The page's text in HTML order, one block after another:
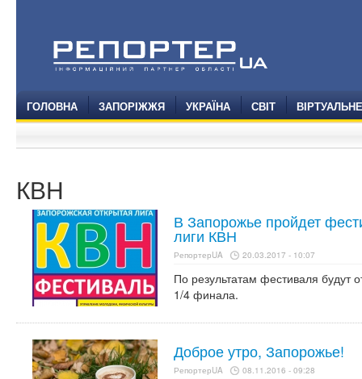
ГОЛОВНА ЗАПОРІЖЖЯ УКРАЇНА СВІТ
КВН
В Запорожье пройдет
лиги КВН
РепортерUA 20.03.2017 - 10:07
По результатам фестиваля будут
1/4 финала.
Доброе утро, Запорожье!
РепортерUA 08.11.2016 - 09:28